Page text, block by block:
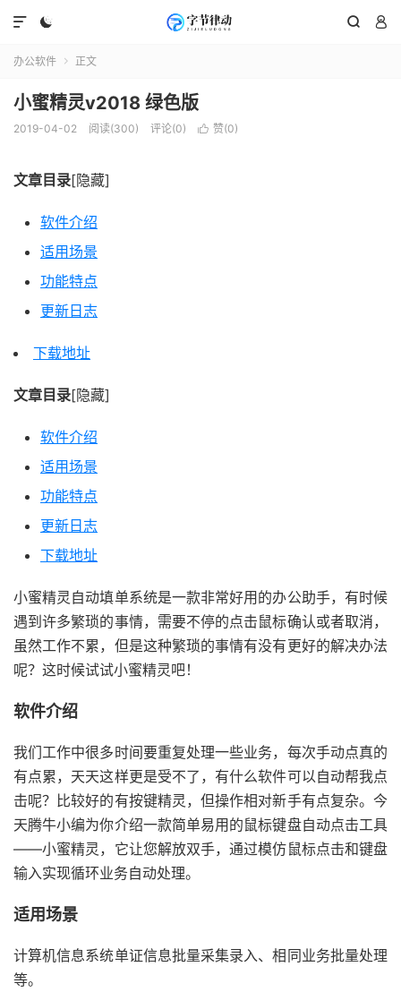
  

办公软件  正文
小蜜精灵v2018 绿色版
2019-04-02 阅读(300) 评论(0)  赞(0)
文章目录[隐藏]
软件介绍
适用场景
功能特点
更新日志
下载地址
文章目录[隐藏]
软件介绍
适用场景
功能特点
更新日志
下载地址
小蜜精灵自动填单系统是一款非常好用的办公助手，有时候
遇到许多繁琐的事情，需要不停的点击鼠标确认或者取消，
虽然工作不累，但是这种繁琐的事情有没有更好的解决办法
呢？这时候试试小蜜精灵吧！
软件介绍
我们工作中很多时间要重复处理一些业务，每次手动点真的
有点累，天天这样更是受不了，有什么软件可以自动帮我点
击呢？比较好的有按键精灵，但操作相对新手有点复杂。今
天腾牛小编为你介绍一款简单易用的鼠标键盘自动点击工具
——小蜜精灵，它让您解放双手，通过模仿鼠标点击和键盘
输入实现循环业务自动处理。
适用场景
计算机信息系统单证信息批量采集录入、相同业务批量处理
等。